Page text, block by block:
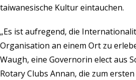
taiwanesische Kultur eintauchen.
„Es ist aufregend, die
Organisation an einem Ort zu
Waugh, eine Governorin elect aus
Rotary Clubs Annan, die zum